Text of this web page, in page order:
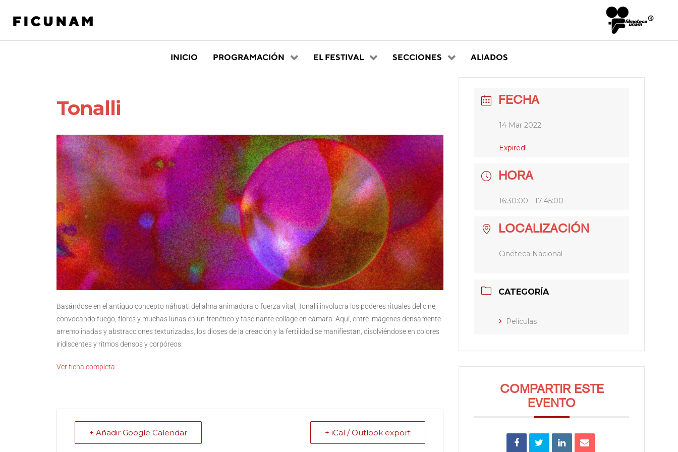
INICIO PROGRAMACIÓN EL FESTIVAL SECCIONES ALIADOS
Tonalli
Basándose en el antiguo concepto náhuatl del alma animadora o fuerza vital, Tonalli involucra los poderes rituales del cine,
convocando fuego, flores y muchas lunas en un frenético y fascinante collage en cámara. Aquí, entre imágenes densamente
arremolinadas y abstracciones texturizadas, los dioses de la creación y la fertilidad se manifiestan, disolviéndose en colores
iridiscentes y ritmos densos y corpóreos.
Ver ficha completa
+ Añadir Google Calendar + iCal / Outlook export
FECHA
14 Mar 2022
Expired!
HORA
16:30:00 - 17:45:00
LOCALIZACIÓN
Cineteca Nacional
CATEGORÍA
Películas
COMPARTIR ESTE
EVENTO